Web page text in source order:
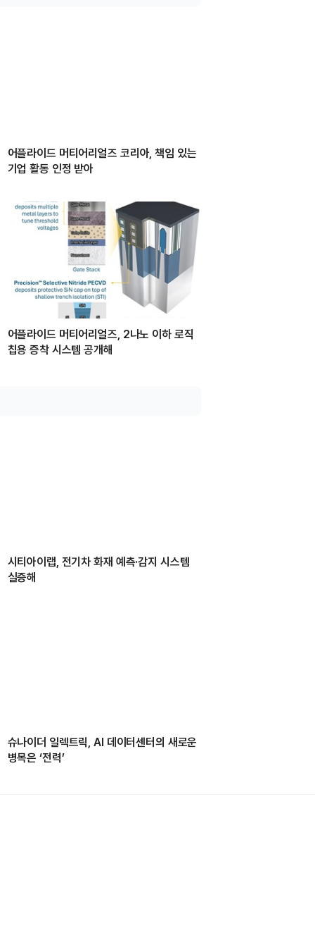
어플라이드 머티어리얼즈 코리아, 책임 있는
기업 활동 인정 받아
어플라이드 머티어리얼즈, 2나노 이하 로직
칩용 증착 시스템 공개해
시티아이랩, 전기차 화재 예측·감지 시스템
실증해
슈나이더 일렉트릭, AI 데이터센터의 새로운
병목은 ‘전력’